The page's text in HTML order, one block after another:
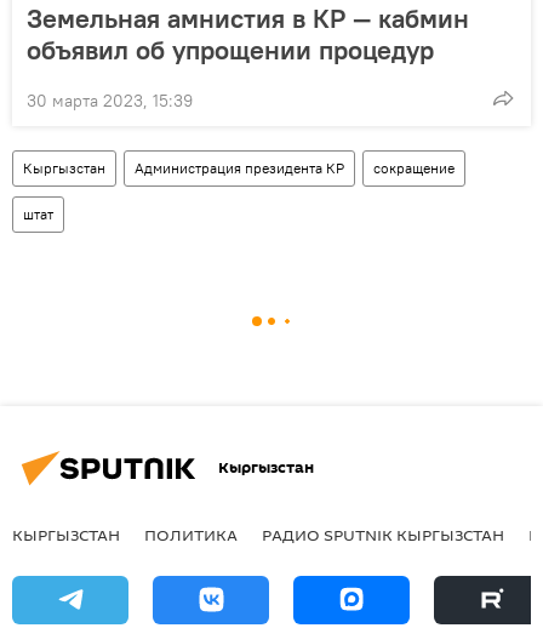
Земельная амнистия в КР — кабмин
объявил об упрощении процедур
30 марта 2023, 15:39
Кыргызстан Администрация президента КР сокращение
штат
Кыргызстан
КЫРГЫЗСТАН ПОЛИТИКА РАДИО SPUTNIK КЫРГЫЗСТАН